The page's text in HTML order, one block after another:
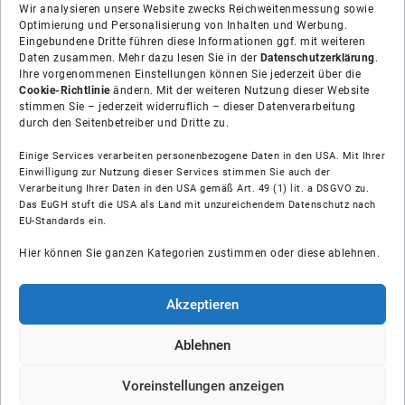
Wir analysieren unsere Website zwecks Reichweitenmessung sowie
Optimierung und Personalisierung von Inhalten und Werbung.
Eingebundene Dritte führen diese Informationen ggf. mit weiteren
Daten zusammen. Mehr dazu lesen Sie in der Datenschutzerklärung.
Ihre vorgenommenen Einstellungen können Sie jederzeit über die
Cookie-Richtlinieändern. Mit der weiteren Nutzung dieser Website
stimmen Sie – jederzeit widerruflich – dieser Datenverarbeitung
durch den Seitenbetreiber und Dritte zu.
Einige Services verarbeiten personenbezogene Daten in den USA. Mit Ihrer
Einwilligung zur Nutzung dieser Services stimmen Sie auch der
Verarbeitung Ihrer Daten in den USA gemäß Art. 49 (1) lit. a DSGVO zu.
Das EuGH stuft die USA als Land mit unzureichendem Datenschutz nach
EU-Standards ein.
Hier können Sie ganzen Kategorien zustimmen oder diese ablehnen.
Akzeptieren
Ablehnen
Voreinstellungen anzeigen
Über uns
Soziale Medien